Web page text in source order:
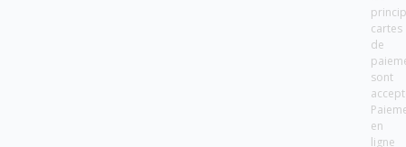
cartes
de
sont
en
ligne